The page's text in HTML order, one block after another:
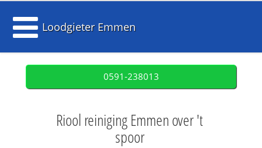
Loodgieter Emmen
0591-238013
Riool reiniging Emmen over 't
spoor